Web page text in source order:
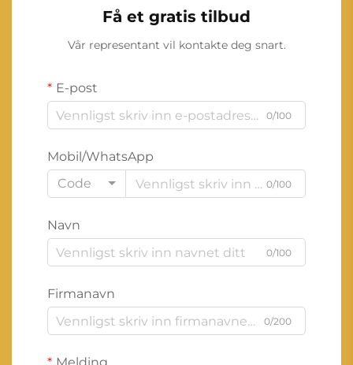
Få et gratis tilbud
Vår representant vil kontakte deg snart.
E-post
0/100
Mobil/WhatsApp
Code
0/100
Navn
0/100
Firmanavn
0/200